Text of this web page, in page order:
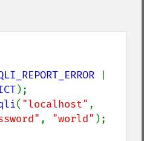
( "localhost"
, "world" );